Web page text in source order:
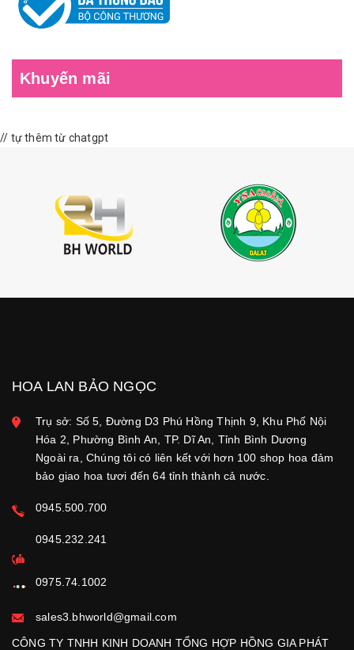
Khuyến mãi
// tự thêm từ chatgpt
HOA LAN BẢO NGỌC
Trụ sở: Số 5, Đường D3 Phú Hồng Thịnh 9, Khu Phố Nội
Hóa 2, Phường Bình An, TP. Dĩ An, Tỉnh Bình Dương
Ngoài ra, Chúng tôi có liên kết với hơn 100 shop hoa đảm
bảo giao hoa tươi đến 64 tỉnh thành cả nước.
0945.500.700
0945.232.241
0975.74.1002
sales3.bhworld@gmail.com
CÔNG TY TNHH KINH DOANH TỔNG HỢP HỒNG GIA PHÁT